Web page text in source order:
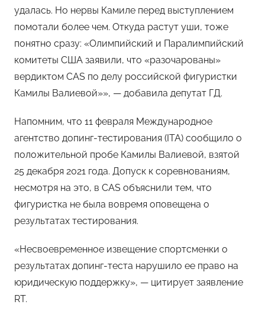
удалась. Но нервы Камиле перед выступлением
помотали более чем. Откуда растут уши, тоже
понятно сразу: «Олимпийский и Паралимпийский
комитеты США заявили, что «разочарованы»
вердиктом CAS по делу российской фигуристки
Камилы Валиевой»», — добавила депутат ГД.
Напомним, что 11 февраля Международное
агентство допинг-тестирования (ITA) сообщило о
положительной пробе Камилы Валиевой, взятой
25 декабря 2021 года. Допуск к соревнованиям,
несмотря на это, в CAS объяснили тем, что
фигуристка не была вовремя оповещена о
результатах тестирования.
«Несвоевременное извещение спортсменки о
результатах допинг-теста нарушило ее право на
юридическую поддержку», — цитирует заявление
RT.